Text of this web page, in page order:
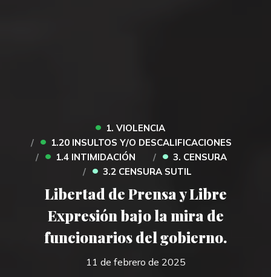
• 1. VIOLENCIA
• 1.20 INSULTOS Y/O DESCALIFICACIONES
• 1.4 INTIMIDACIÓN • 3. CENSURA
• 3.2 CENSURA SUTIL
Libertad de Prensa y Libre
Expresión bajo la mira de
funcionarios del gobierno.
11 de febrero de 2025